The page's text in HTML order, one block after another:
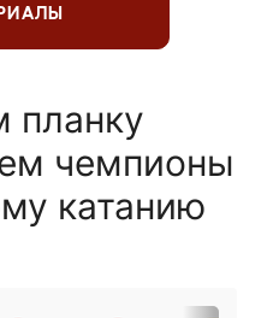
чемпионы
катанию